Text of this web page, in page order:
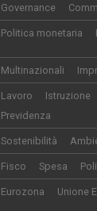
Governance
Politica monetaria
Multinazionali
Lavoro Istruzione
Previdenza
Sostenibilità
Fisco Spesa
Eurozona Unione